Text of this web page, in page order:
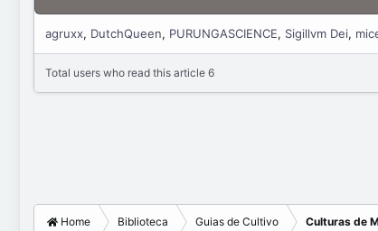
agruxx DutchQueen PURUNGASCIENCE Sigillvm Dei
Total users who read this article 6
Home Biblioteca Guias de Cultivo Culturas de